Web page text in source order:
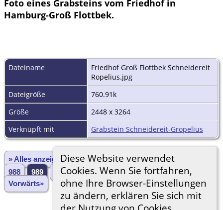
Diese Website verwendet
Cookies. Wenn Sie fortfahren,
ohne Ihre Browser-Einstellungen
zu ändern, erklären Sie sich mit
Foto eines Grabsteins vom Friedhof in
Hamburg-Groß Flottbek.
Dateiname
Friedhof Groß Flottbek Schneidereit
Ropelius.jpg
Dateigröße
760.91k
Größe
2448 x 3264
Verknüpft mit
Grabstein Schneidereit-Gropelius
» Alles anzeigen «Zurück «1 ... 985 986
988
989 990 991 992 993 ... 3028»
Vorwärts»